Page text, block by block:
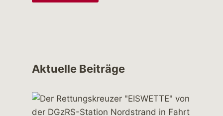
Aktuelle Beiträge